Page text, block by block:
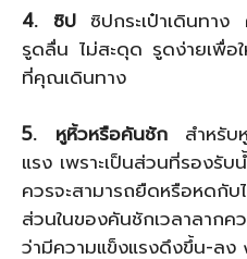
4. ซิปซิปกระเป๋าเดินทาง
รูดลื่น ไม่สะดุด รูดง่ายเพื่อใ
ที่คุณเดินทาง
5. หูหิ้วหรือคันชักสำหรับหู
แรง เพราะเป็นส่วนที่รองรับ
ควรจะสามารถยืดหรือหด
ส่วนในของคันชักเวลาลาก
ว่ามีความแข็งแรงดึงขึ้น-ลง